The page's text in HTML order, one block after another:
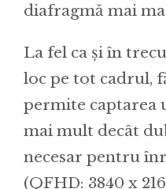
diafragmă mai
La fel ca și în
loc pe tot cadrul,
permite captarea
mai mult decât
necesar pentru
(QFHD: 3840 x